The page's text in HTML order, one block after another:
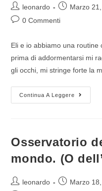
leonardo Marzo
0 Commenti
Eli e io abbiamo una routine
prima di addormentarsi mi
gli occhi, mi stringe forte la
Continua A Leggere
Osservatorio
mondo. (O
leonardo Marzo